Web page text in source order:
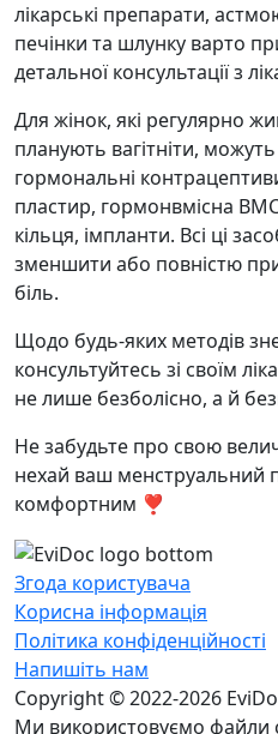
лікарські препарати,
печінки та шлунку варто
детальної консультації з
Для жінок, які регулярно
планують вагітніти,
гормональні
пластир, гормонвмісна
кільця, імпланти. Всі ці
зменшити або повністю
біль.
Щодо будь-яких методів
консультуйтесь зі своїм
не лише безболісно, а й
Не забудьте про свою
нехай ваш менструальний
комфортним ❣️
Згода користувача
Корисна інформація
Політика конфіденційності
Напишіть нам
Copyright © 2022-2026
Ми використовуємо файли